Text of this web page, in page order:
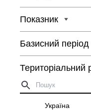
Показник
Базисний період
Територіальний
Україна